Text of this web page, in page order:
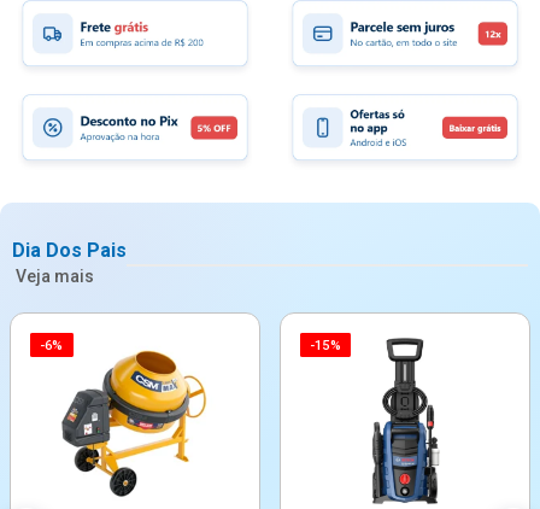
Dia Dos Pais
Veja mais
-6% -15%